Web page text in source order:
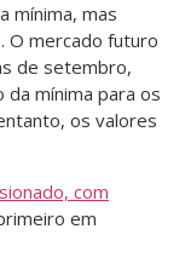
mínima, mas
O mercado futuro
de setembro,
mínima para os
os valores
com
em